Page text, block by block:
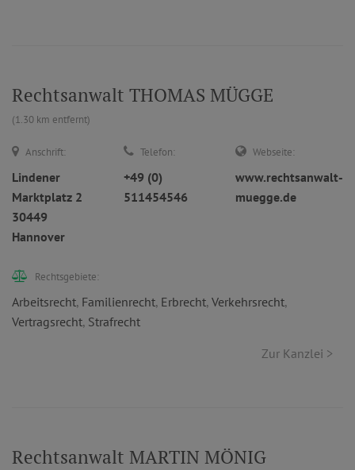
Rechtsanwalt THOMAS MÜGGE
(1.30 km entfernt)
Anschrift:
Lindener
Marktplatz 2
30449
Hannover
Telefon:
+49 (0)
511454546
Webseite:
www.rechtsanwalt-
muegge.de
Rechtsgebiete:
Arbeitsrecht, Familienrecht, Erbrecht, Verkehrsrecht,
Vertragsrecht, Strafrecht
Zur Kanzlei >
Rechtsanwalt MARTIN MÖNIG